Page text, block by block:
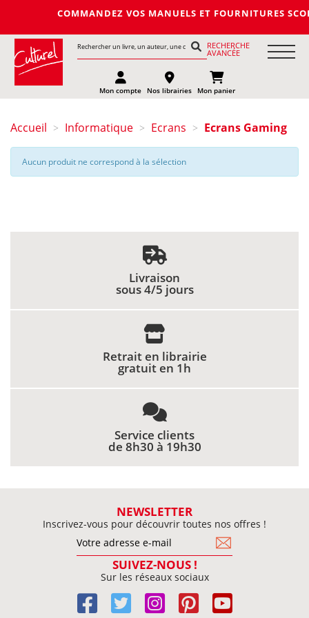
COMMANDEZ VOS MANUELS ET
RECHERCHE
AVANCÉE
Mon compte Nos librairies Mon panier
Accueil > Informatique > Ecrans > Ecrans Gaming
Aucun produit ne correspond à la sélection
Livraison
sous 4/5 jours
Retrait en librairie
gratuit en 1h
Service clients
de 8h30 à 19h30
NEWSLETTER
Inscrivez-vous pour découvrir toutes nos offres !
SUIVEZ-NOUS !
Sur les réseaux sociaux